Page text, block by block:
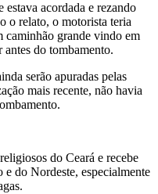
estava acordada e rezando
o relato, o motorista teria
caminhão grande vindo em
do tombamento.
serão apuradas pelas
mais recente, não havia
do Ceará e recebe
e do Nordeste, especialmente